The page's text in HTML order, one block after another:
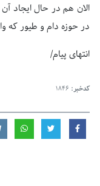
الان هم در حال ایجاد
در حوزه دام و طیور که
انتهای پیام/
کدخبر: 1846